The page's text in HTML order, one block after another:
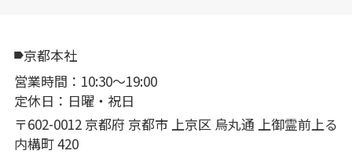
京都本社
営業時間：10:30〜19:00
定休日：日曜・祝日
〒602-0012 京都府 京都市 上京区 烏丸通 上御霊前上る
内構町 420